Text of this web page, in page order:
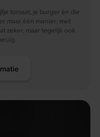
tomaat, je burger én die
maar één manier: met
zeker, maar tegelijk ook